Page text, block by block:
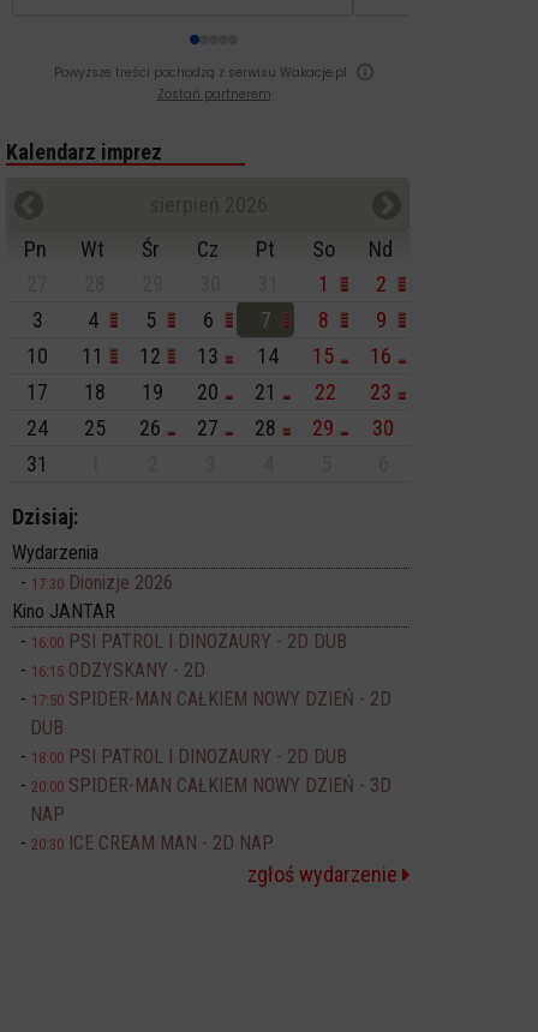
Powyższe treści pochodzą z serwisu Wakacje.pl
Zostań partnerem
Kalendarz imprez
Pn
Wt Śr Cz Pt So
Nd
1
2
3
4 5 6 7 8
9
10
11 12 13 14 15
16
17
18 19 20 21 22
23
24
25 26 27 28 29
30
31
Dzisiaj:
Wydarzenia
17:30 Dionizje 2026
Kino JANTAR
16:00 PSI PATROL I DINOZAURY - 2D DUB
16:15 ODZYSKANY - 2D
17:50 SPIDER-MAN CAŁKIEM NOWY DZIEŃ - 2D
DUB
18:00 PSI PATROL I DINOZAURY - 2D DUB
20:00 SPIDER-MAN CAŁKIEM NOWY DZIEŃ - 3D
NAP
20:30 ICE CREAM MAN - 2D NAP
zgłoś wydarzenie